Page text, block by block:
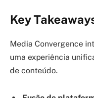
Key
Media Convergence
uma experiência
de conteúdo.